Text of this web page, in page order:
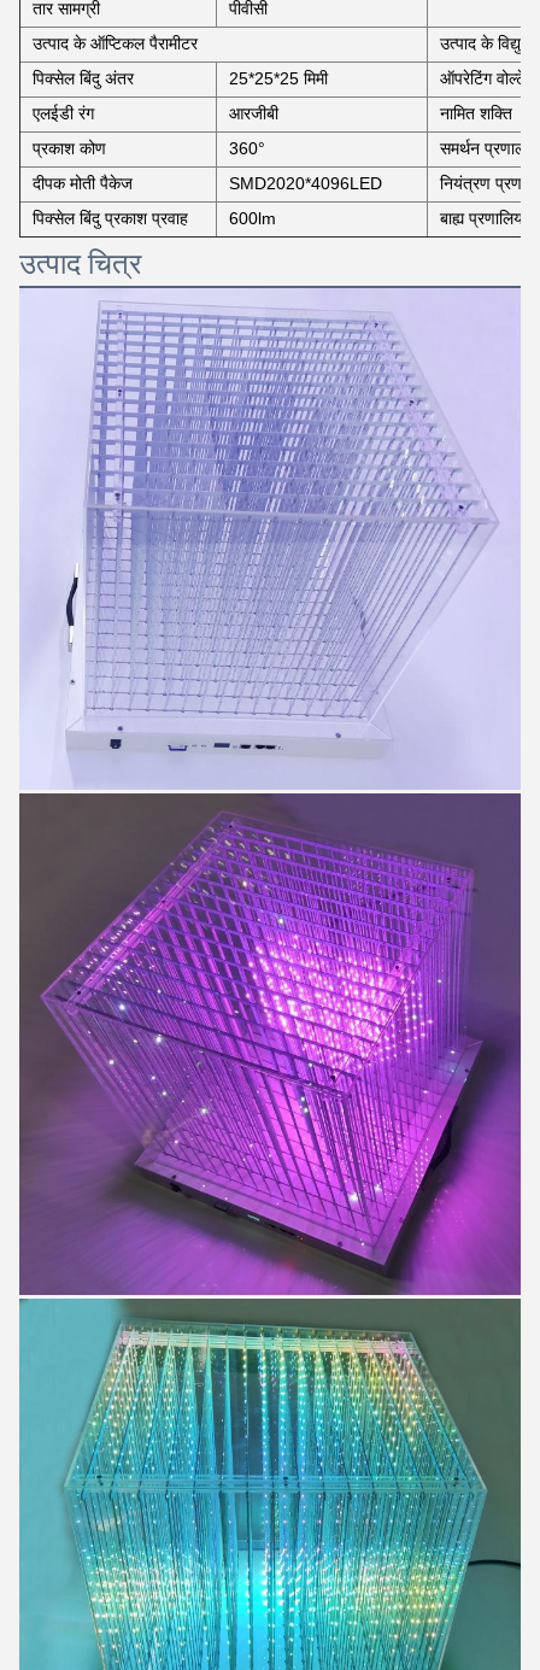
तार सामग्री
पीवीसी
उत्पाद के ऑप्टिकल पैरामीटर
उत्पाद के विद्युत
पिक्सेल बिंदु अंतर
25*25*25 मिमी
ऑपरेटिंग वोल्टेज
एलईडी रंग
आरजीबी
नामित शक्ति
प्रकाश कोण
360°
समर्थन प्रणाली
दीपक मोती पैकेज
SMD2020*4096LED
नियंत्रण प्रणाली
पिक्सेल बिंदु प्रकाश प्रवाह
600lm बाह्य प्रणालियाँ
उत्पाद चित्र